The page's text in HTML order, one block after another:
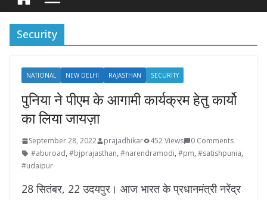
Security
NATIONAL NEW DELHI RAJASTHAN SECURITY
पुनिया ने पीएम के आगामी कार्यक्रम हेतु कार्यो
का लिया जायज़ा
September 28, 2022 prajadhikar 452 Views
0 Comments
#aburoad, #bjprajasthan, #narendramodi, #pm, #satishpunia,
#udaipur
28 सितंबर, 22 उदयपुर। आज भारत के प्रधानमंत्री नरेंद्र